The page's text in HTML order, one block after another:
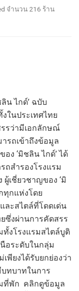
จำนวน 216 ร้าน
น ไกด์’ ฉบับ
งในประเทศไทย
รว่ามีเอกลักษณ์
ารถเข้าถึงข้อมูล
อง ‘มิชลิน ไกด์’ได้
ถสำรองโรงแรม
ผู้เชี่ยวชาญของ ‘มิ
ทุกแห่งโดย
ละสไตล์ที่โดดเด่น
ซึ่งผ่านการคัดสรร
ทั้งโรงแรมสไตล์บูติ
อระดับในกลุ่ม
เพียงได้รับยกย่องว่า
บทบาทในการ
ที่พัก คลิกดูข้อมูล